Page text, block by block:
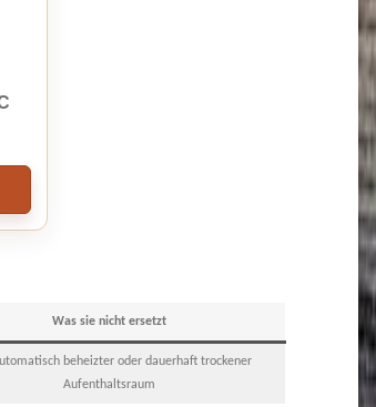
Was sie nicht ersetzt
beheizter oder dauerhaft trockener
Aufenthaltsraum